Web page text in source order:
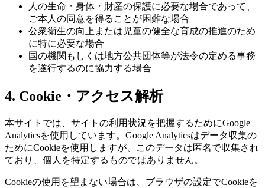
人の生命・身体・財産の保護に必要な場合であって、
ご本人の同意を得ることが困難な場合
公衆衛生の向上または児童の健全な育成の推進のため
に特に必要な場合
国の機関もしくは地方公共団体等が法令の定める事務
を遂行するのに協力する場合
4. Cookie・アクセス解析
本サイトでは、サイトの利用状況を把握するためにGoogle
Analyticsを使用しています。Google Analyticsはデータ収集の
ためにCookieを使用しますが、このデータは匿名で収集され
ており、個人を特定するものではありません。
Cookieの使用を望まない場合は、ブラウザの設定でCookieを